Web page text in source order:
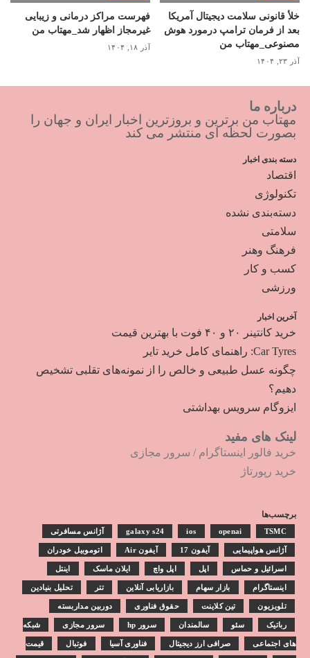
خلأ قانونی سلامت دیجیتال آمریکا
بعد از فرمان ترامپ درمورد هوش
مصنوعی_مهتاب من
آذر ۲۳, ۱۴۰۴
فهرست مراکز درمانی و زیبایی
غیرمجاز اظهار شد_مهتاب من
آذر ۱۸, ۱۴۰۴
درباره ما
مهتاب من برترین و بروزترین اخبار ایران و جهان را
بصورت لحظه ای منتشر می کند
دسته بندی اخبار
اقتصاد
تکنولوژی
دسته‌بندی نشده
سلامتی
فرهنگ وهنر
کسب و کار
ورزشی
آخرین اخبار
خرید کانتینر ۲۰ و ۴۰ فوت با بهترین قیمت
Car Tyres: راهنمای کامل خرید تایر
چگونه عسل طبیعی و خالص را از نمونه‌های تقلبی تشخیص
دهیم؟
ایزوگام سرویس بهداشتی
لینک های مفید
خرید فالور اینستاگرام / سرور مجازی
خرید رپورتاژ
برچسب‌ها
galaxy s24 ios openai TSMC آژانس مسافرتی
آژانس هواپیمایی آیفون 17 آیفون Air اتوموبیل خودران
اسرائیل و حماس اپل اپل واچ ایلان ماسک اینتل
اینستاگرام بازار سهام بازاریابی آنلاین تتر تحلیل بنیادین
تلویزیون تین کلاینت حقوق فناوری دوربین مداربسته
رباتیک سئو سالمندان سرور hp سرور مجازی شبکه
های اجتماعی صرافی ارز دیجیتال فناوری آسیا فوتبال قیمت